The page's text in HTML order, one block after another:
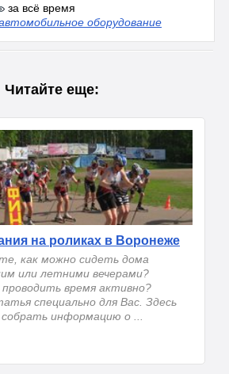
за всё время
оборудование
Читайте еще:
на роликах в Воронеже
как можно сидеть дома
или летними вечерами?
время активно?
специально для Вас. Здесь
информацию о ...